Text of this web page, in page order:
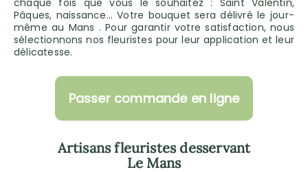
chaque fois que vous le souhaitez : Saint Valentin,
Pâques, naissance… Votre bouquet sera délivré le jour-
même au Mans . Pour garantir votre satisfaction, nous
sélectionnons nos fleuristes pour leur application et leur
délicatesse.
Passer commande en ligne
Artisans fleuristes desservant
Le Mans